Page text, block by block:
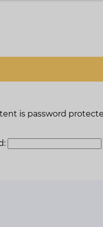
is password